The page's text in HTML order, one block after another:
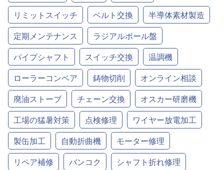
リミットスイッチ
ベルト交換
半導体素材製造
定期メンテナンス
ラジアルボール盤
パイプシャフト
スイッチ交換
温調機
ローラーコンベア
鋳物切削
オンライン相談
廃油ストーブ
チェーン交換
オスカー研磨機
工場の猛暑対策
点検修理
ワイヤー放電加工
製缶加工
自動折曲機
モーター修理
リペア補修
バンコク
シャフト折れ修理